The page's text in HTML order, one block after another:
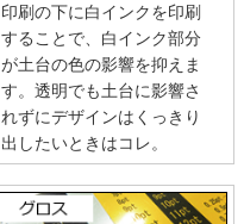
印刷の下に白インクを印刷
することで、白インク部分
が土台の色の影響を抑えま
す。透明でも土台に影響さ
れずにデザインはくっきり
出したいときはコレ。